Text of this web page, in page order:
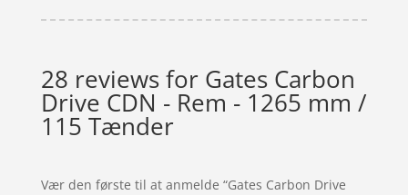
28 reviews for Gates Carbon
Drive CDN - Rem - 1265 mm /
115 Tænder
Vær den første til at anmelde “Gates Carbon Drive